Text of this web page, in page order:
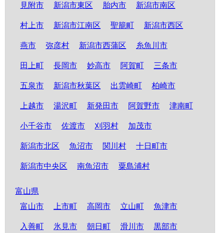
見附市
新潟市東区 胎内市 新潟市南区
村上市 新潟市江南区 聖籠町 新潟市西区
燕市 弥彦村 新潟市西蒲区 糸魚川市
田上町 長岡市 妙高市 阿賀町 三条市
五泉市 新潟市秋葉区 出雲崎町 柏崎市
上越市 湯沢町 新発田市 阿賀野市 津南町
小千谷市 佐渡市 刈羽村 加茂市
新潟市北区 魚沼市 関川村 十日町市
新潟市中央区 南魚沼市 粟島浦村
富山県
富山市
上市町 高岡市 立山町 魚津市
入善町 氷見市 朝日町 滑川市 黒部市